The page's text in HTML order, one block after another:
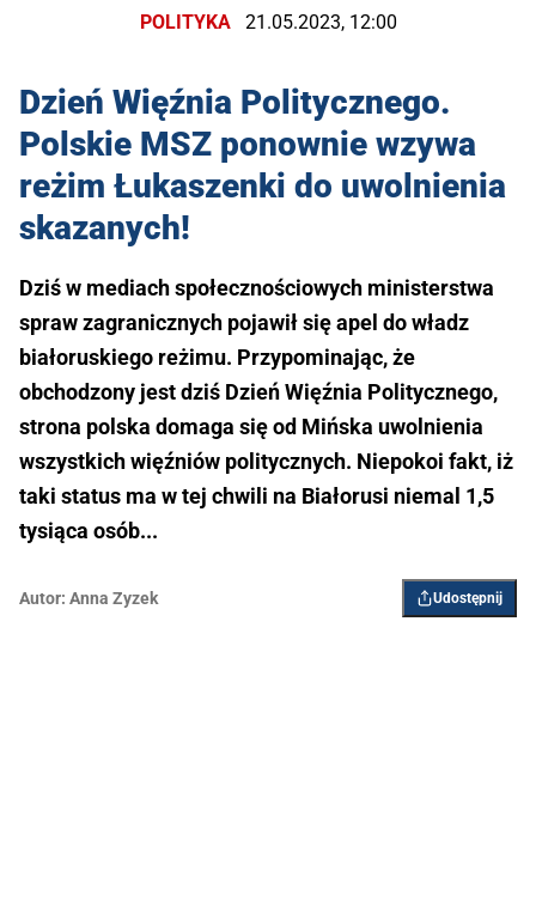
POLITYKA 21.05.2023, 12:00
Dzień Więźnia Politycznego.
Polskie MSZ ponownie wzywa
reżim Łukaszenki do uwolnienia
skazanych!
Dziś w mediach społecznościowych ministerstwa
spraw zagranicznych pojawił się apel do władz
białoruskiego reżimu. Przypominając, że
obchodzony jest dziś Dzień Więźnia Politycznego,
strona polska domaga się od Mińska uwolnienia
wszystkich więźniów politycznych. Niepokoi fakt, iż
taki status ma w tej chwili na Białorusi niemal 1,5
tysiąca osób...
Autor: Anna Zyzek Udostępnij